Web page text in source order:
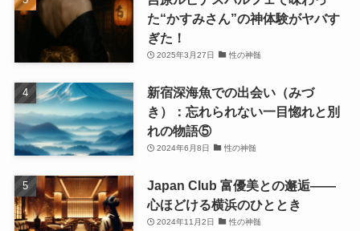
た“かすみさん”の神体験がヤバす
ぎた！
2025年3月27日 性の神髄
新宿深海魚での出会い（みづ
き）：忘れられない一目惚れと別
れの物語⑤
2024年6月8日 性の神髄
Japan Club 富優美との邂逅――
心ほどける横浜のひととき
2024年11月2日 性の神髄